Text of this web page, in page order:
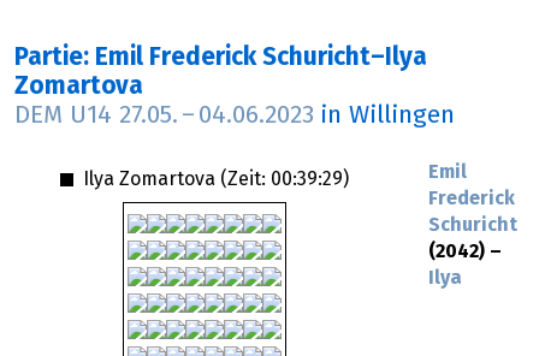
Partie: Emil Frederick Schuricht–Ilya
Zomartova
DEM U14 27.05. – 04.06.2023 in Willingen
Ilya Zomartova (Zeit: 00:39:29)
Emil
Frederick
Schuricht
(2042) –
Ilya